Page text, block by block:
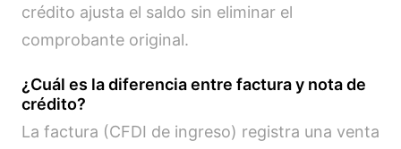
crédito ajusta el saldo sin eliminar el
comprobante original.
¿Cuál es la diferencia entre factura y nota de
crédito?
La factura (CFDI de ingreso) registra una venta